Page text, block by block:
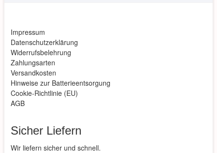
Impressum
Datenschutzerklärung
Widerrufsbelehrung
Zahlungsarten
Versandkosten
Hinweise zur Batterieentsorgung
Cookie-Richtlinie (EU)
AGB
Sicher Liefern
Wir liefern sicher und schnell.